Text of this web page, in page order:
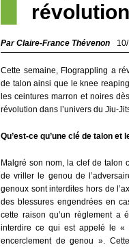
révolution
Par Claire-France Thévenon
Cette semaine, Flograppling a
de talon ainsi que le knee
les ceintures marron et noires
révolution dans l’univers du Jiu-
Qu’est-ce qu’une clé de talon et
Malgré son nom, la clef de talon
de vriller le genou de
genoux sont interdites hors de
des blessures engendrées en
cette raison qu’un règlement a
interdire ce qui est appelé le «
encerclement de genou ».